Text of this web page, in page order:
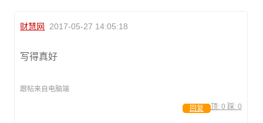
财慧网 2017-05-27 14:05:18
写得真好
跟帖来自电脑端
顶: 0 踩: 0
回复